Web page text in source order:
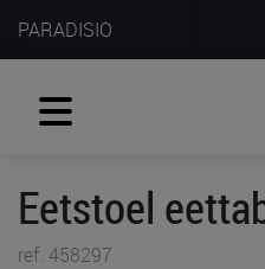
PARADISIO
Eetstoel
ref. 458297